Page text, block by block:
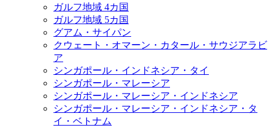
ガルフ地域 4カ国
ガルフ地域 5カ国
グアム・サイパン
クウェート・オマーン・カタール・サウジアラビ
ア
シンガポール・インドネシア・タイ
シンガポール・マレーシア
シンガポール・マレーシア・インドネシア
シンガポール・マレーシア・インドネシア・タ
イ・ベトナム